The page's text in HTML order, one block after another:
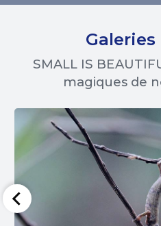
SMALL IS
magiques de